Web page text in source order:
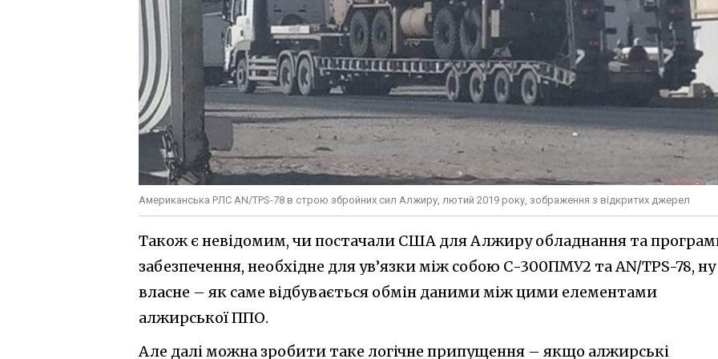
Американська РЛС AN/TPS-78 в строю збройних сил Алжиру, лютий 2019 року, зображення з відкритих джерел
Також є невідомим, чи постачали США для Алжиру обладнання та
забезпечення, необхідне для ув’язки між собою С-300ПМУ2 та AN/TPS-78, ну
власне – як саме відбувається обмін даними між цими елементами
алжирської ППО.
Але далі можна зробити таке логічне припущення – якщо алжирські